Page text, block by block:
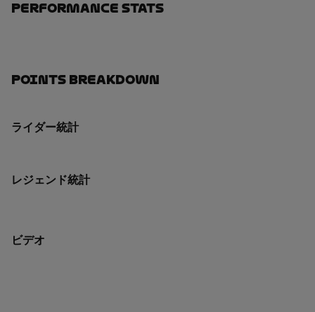
Performance Stats
Points Breakdown
ライダー統計
レジェンド統計
ビデオ